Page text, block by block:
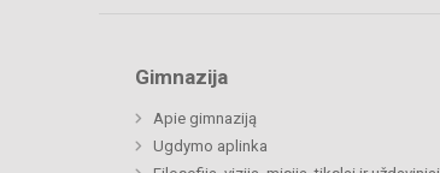
Gimnazija
Apie gimnaziją
Ugdymo aplinka